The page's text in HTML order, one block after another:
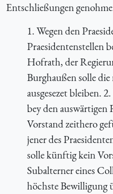
Entschließungen
1. Wegen den
Praesidentenstellen
Hofrath, der
Burghaußen solle
ausgesezet bleiben.
bey den auswärtigen
Vorstand zeithero
jener des
solle künftig kein
Subalterner eines
höchste Bewilligung